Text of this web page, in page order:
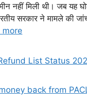
नहीं मिली थी। जब यह
सरकार ने मामले की
more
List Status
back from